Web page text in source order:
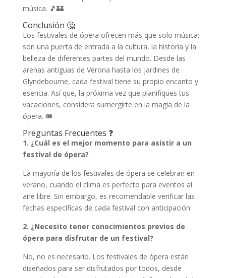
música. 🎵🏰
Conclusión 🤔
Los festivales de ópera ofrecen más que solo música;
son una puerta de entrada a la cultura, la historia y la
belleza de diferentes partes del mundo. Desde las
arenas antiguas de Verona hasta los jardines de
Glyndebourne, cada festival tiene su propio encanto y
esencia. Así que, la próxima vez que planifiques tus
vacaciones, considera sumergirte en la magia de la
ópera. 🎟️
Preguntas Frecuentes ❓
1. ¿Cuál es el mejor momento para asistir a un
festival de ópera?
La mayoría de los festivales de ópera se celebran en
verano, cuando el clima es perfecto para eventos al
aire libre. Sin embargo, es recomendable verificar las
fechas específicas de cada festival con anticipación.
2. ¿Necesito tener conocimientos previos de
ópera para disfrutar de un festival?
No, no es necesario. Los festivales de ópera están
diseñados para ser disfrutados por todos, desde